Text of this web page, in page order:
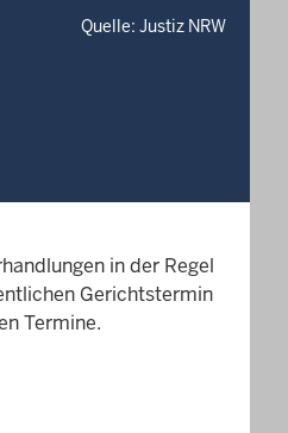
Quelle: Justiz NRW
in der Regel
Gerichtstermin
Termine.